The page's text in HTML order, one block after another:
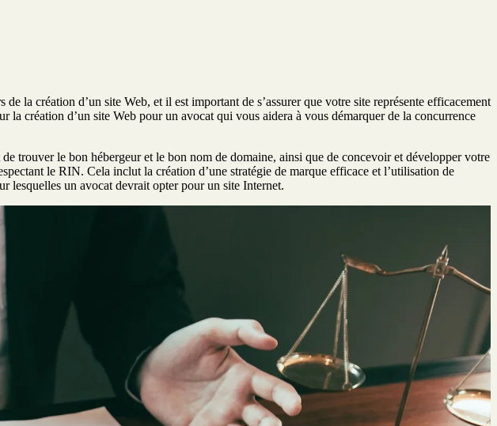
la création d’un site Web, et il est important de s’assurer que votre site représente efficacement
la création d’un site Web pour un avocat qui vous aidera à vous démarquer de la concurrence
trouver le bon hébergeur et le bon nom de domaine, ainsi que de concevoir et développer votre
le RIN. Cela inclut la création d’une stratégie de marque efficace et l’utilisation de
lesquelles un avocat devrait opter pour un site Internet.